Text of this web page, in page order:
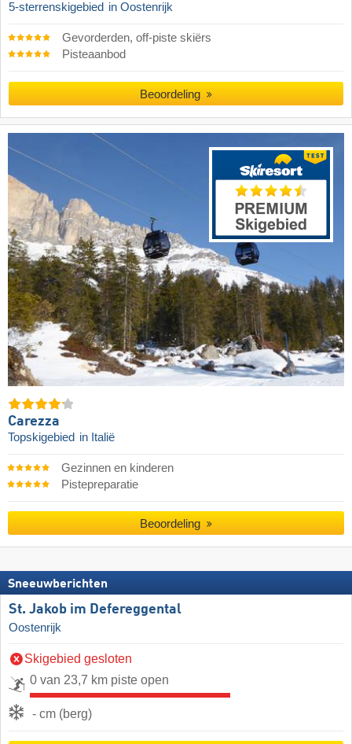
5-sterrenskigebied in Oostenrijk
Gevorderden, off-piste skiërs
Pisteaanbod
Beoordeling
Carezza
Topskigebied in Italië
Gezinnen en kinderen
Pistepreparatie
Beoordeling
Sneeuwberichten
St. Jakob im Defereggental
Oostenrijk
Skigebied gesloten
0 van 23,7 km piste open
- cm (berg)